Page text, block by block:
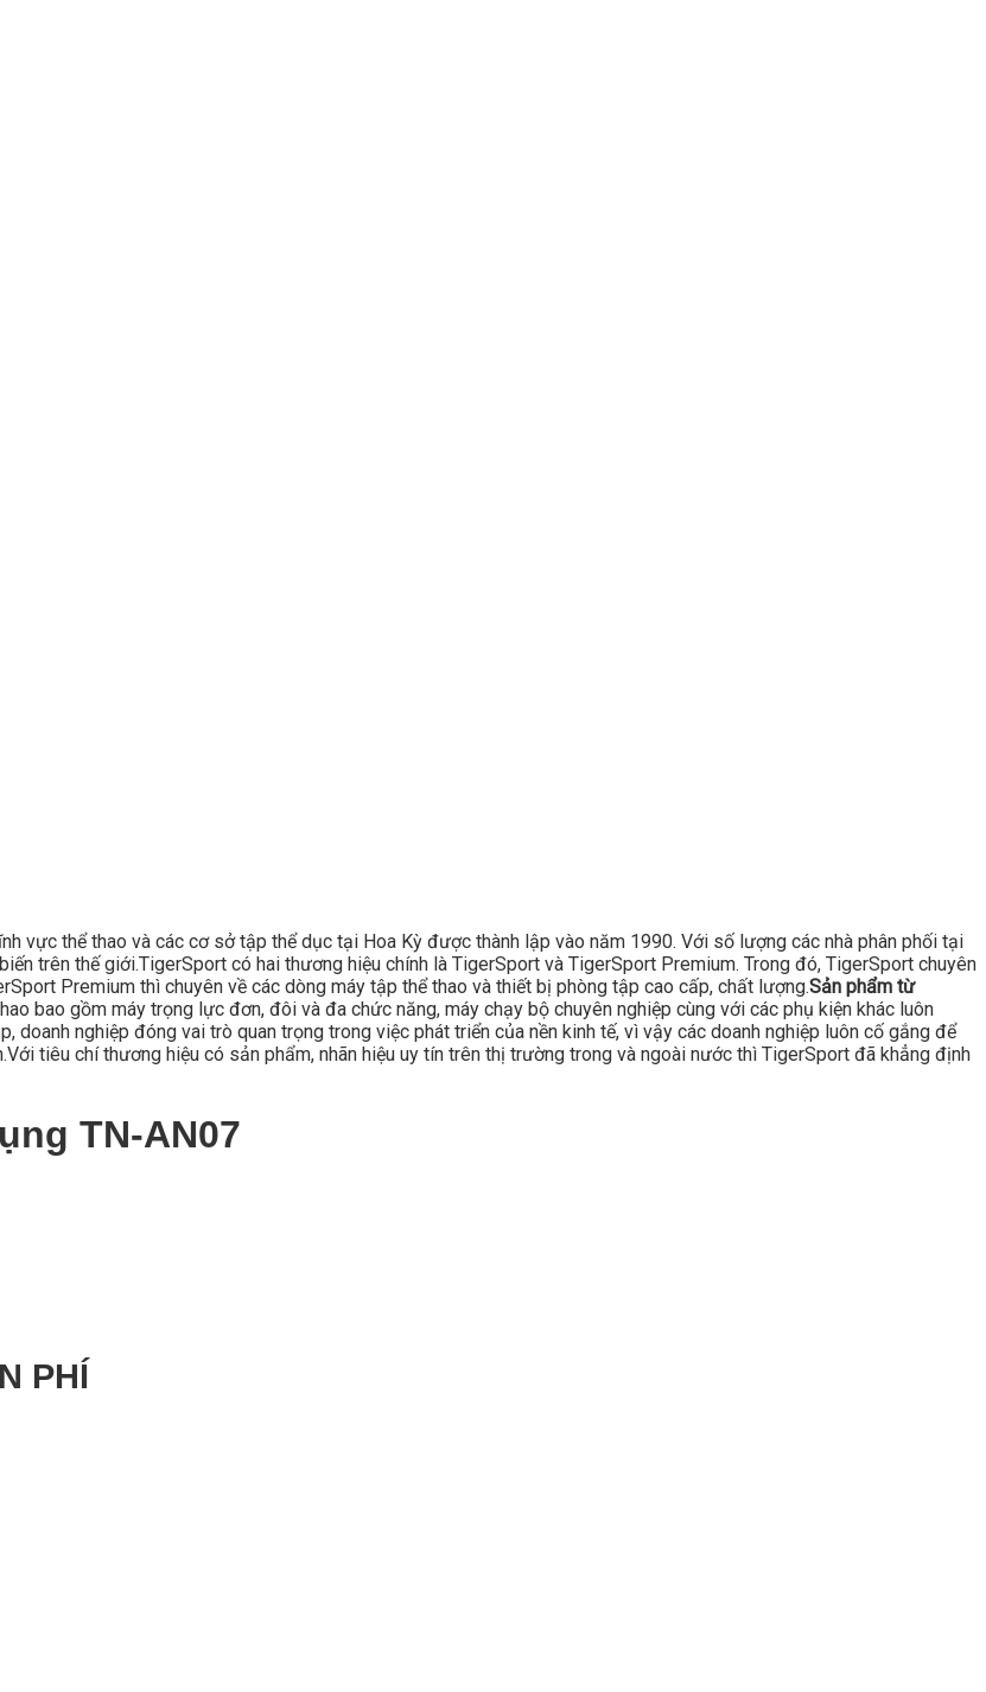
vực thể thao và các cơ sở tập thể dục tại Hoa Kỳ được thành lập vào năm 1990. Với số lượng các nhà phân phối tại
trên thế giới.TigerSport có hai thương hiệu chính là TigerSport và TigerSport Premium. Trong đó, TigerSport chuyên
Premium thì chuyên về các dòng máy tập thể thao và thiết bị phòng tập cao cấp, chất lượng.Sản phẩm từ
bao gồm máy trọng lực đơn, đôi và đa chức năng, máy chạy bộ chuyên nghiệp cùng với các phụ kiện khác luôn
doanh nghiệp đóng vai trò quan trọng trong việc phát triển của nền kinh tế, vì vậy các doanh nghiệp luôn cố gắng để
tiêu chí thương hiệu có sản phẩm, nhãn hiệu uy tín trên thị trường trong và ngoài nước thì TigerSport đã khẳng định
TN-AN07
PHÍ